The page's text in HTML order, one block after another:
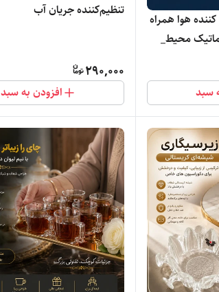
هوا همراه
محیط_
سبد
تنظیم‌کننده جریان آب
290,000
افزودن به سبد